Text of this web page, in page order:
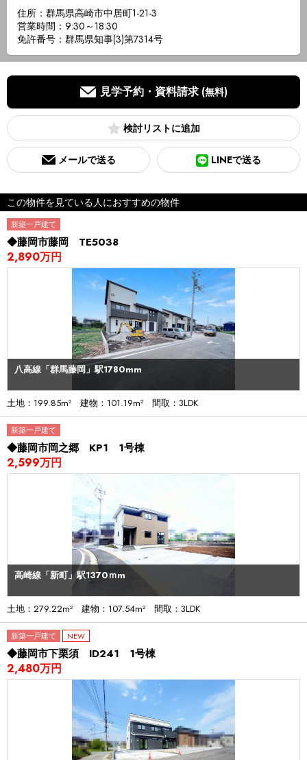
住所：群馬県高崎市中居町1-21-3
営業時間：9:30～18:30
免許番号：群馬県知事(3)第7314号
見学予約・資料請求 (無料)
検討リスト
メールで送る LINEで送る
この物件を見ている人におすすめの物件
新築一戸建て
◆藤岡市藤岡 TE5038
2,890万円
八高線「群馬藤岡」駅1780mm
土地：199.85m² 建物：101.19m² 間取：3LDK
新築一戸建て
◆藤岡市岡之郷 KP1 1号棟
2,599万円
高崎線「新町」駅1370ｍm
土地：279.22m² 建物：107.54m² 間取：3LDK
新築一戸建て NEW
◆藤岡市下栗須 ID241 1号棟
2,480万円